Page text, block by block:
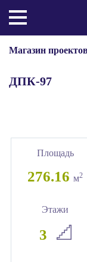
Магазин проектов
ДПК-97
Площадь
276.16м2
Этажи
3